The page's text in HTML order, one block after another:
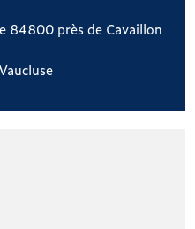
84800 près de Cavaillon